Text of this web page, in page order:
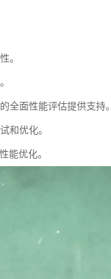
。
全面性能评估提供支持。
和优化。
能优化。